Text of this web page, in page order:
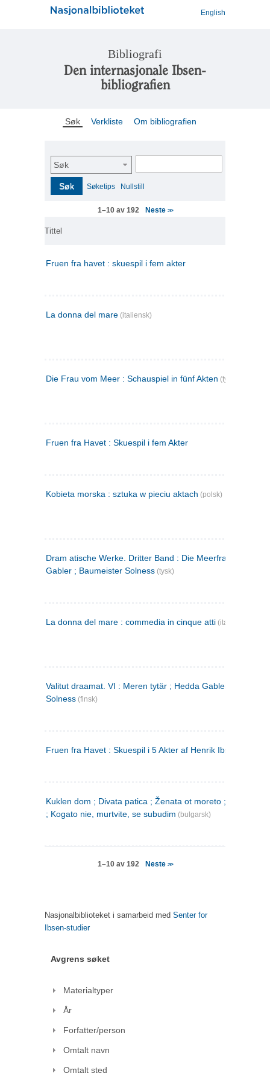
English
Bibliografi
Den internasjonale Ibsen-
bibliografien
Søk Verkliste Om bibliografien
Søk
Søk Søketips Nullstill
1–10 av 192 Neste >>
Tittel
Fruen fra havet : skuespil i fem akter
La donna del mare (italiensk)
Die Frau vom Meer : Schauspiel in fünf Akten (tysk)
Fruen fra Havet : Skuespil i fem Akter
Kobieta morska : sztuka w pieciu aktach (polsk)
Dram atische Werke. Dritter Band : Die Meerfrau ; Hedda
Gabler ; Baumeister Solness (tysk)
La donna del mare : commedia in cinque atti (italiensk)
Valitut draamat. VI : Meren tytär ; Hedda Gabler ;
Solness (finsk)
Fruen fra Havet : Skuespil i 5 Akter af Henrik Ibsen
Kuklen dom ; Divata patica ; Ženata ot moreto ; Malkijat
; Kogato nie, murtvite, se subudim (bulgarsk)
1–10 av 192 Neste >>
Nasjonalbiblioteket i samarbeid med Senter for
Ibsen-studier
Avgrens søket
Materialtyper
År
Forfatter/person
Omtalt navn
Omtalt sted